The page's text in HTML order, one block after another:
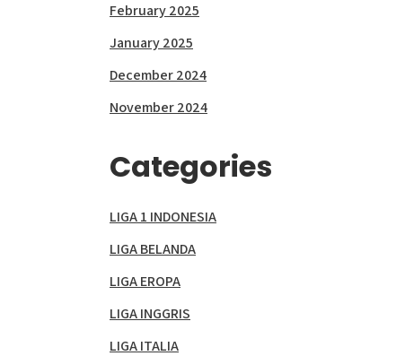
February 2025
January 2025
December 2024
November 2024
Categories
LIGA 1 INDONESIA
LIGA BELANDA
LIGA EROPA
LIGA INGGRIS
LIGA ITALIA